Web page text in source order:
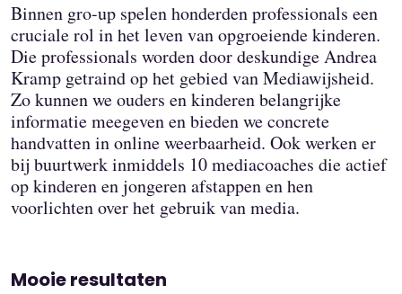
Binnen gro-up spelen honderden professionals een
cruciale rol in het leven van opgroeiende kinderen.
Die professionals worden door deskundige Andrea
Kramp getraind op het gebied van Mediawijsheid.
Zo kunnen we ouders en kinderen belangrijke
informatie meegeven en bieden we concrete
handvatten in online weerbaarheid. Ook werken er
bij buurtwerk inmiddels 10 mediacoaches die actief
op kinderen en jongeren afstappen en hen
voorlichten over het gebruik van media.
Mooie resultaten